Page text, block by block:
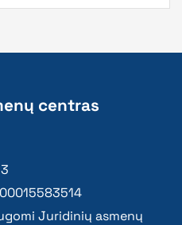
centras
Juridinių asmenų